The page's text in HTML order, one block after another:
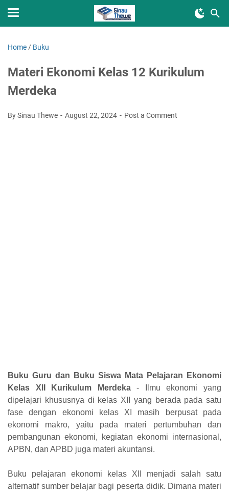
Home / Buku
Materi Ekonomi Kelas 12 Kurikulum
Merdeka
By Sinau Thewe August 22, 2024 Post a Comment
Buku Guru dan Buku Siswa Mata Pelajaran Ekonomi
Kelas XII Kurikulum Merdeka- Ilmu ekonomi yang
dipelajari khususnya di kelas XII yang berada pada satu
fase dengan ekonomi kelas XI masih berpusat pada
ekonomi makro, yaitu pada materi pertumbuhan dan
pembangunan ekonomi,
kegiatan ekonomi internasional,
APBN, dan APBD juga materi akuntansi.
Buku pelajaran ekonomi kelas XII menjadi salah satu
alternatif sumber belajar bagi peserta didik. Dimana materi